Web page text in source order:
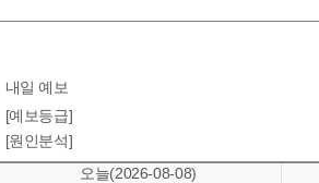
내일 예보
[예보등급]
[원인분석]
오늘(2026-08-08)